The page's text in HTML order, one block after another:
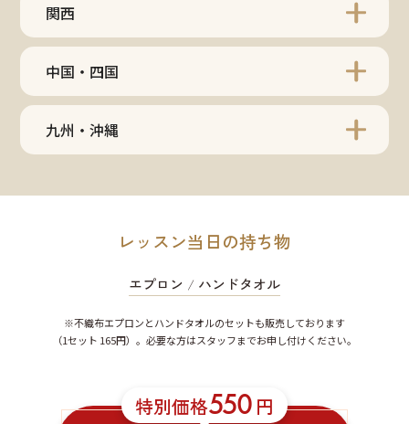
関西
中国・四国
九州・沖縄
レッスン当日の持ち物
エプロン / ハンドタオル
※不織布エプロンとハンドタオルのセットも販売しております
（1セット 165円）。必要な方はスタッフまでお申し付けください。
特別価格550 円